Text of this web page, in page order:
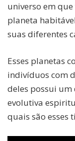
universo em
planeta
suas diferentes
Esses planetas
indivíduos com
deles possui
evolutiva
quais são esses